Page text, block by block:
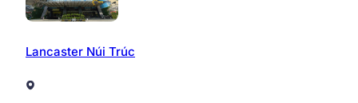
Lancaster Núi Trúc